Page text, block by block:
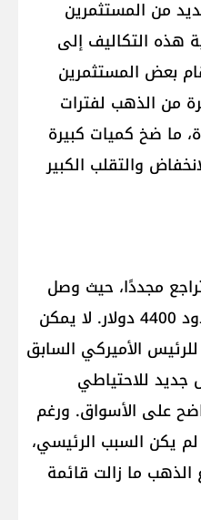
من المستثمرين
هذه التكاليف إلى
بعض المستثمرين
من الذهب لفترات
ما ضخ كميات كبيرة
والتقلب الكبير
مجددًا، حيث وصل
سعر الأونصة اليوم إلى حدود 4400 دولار. لا يمكن
للرئيس الأميركي السابق
جديد للاحتياطي
على الأسواق. ورغم
لم يكن السبب الرئيسي،
الذهب ما زالت قائمة